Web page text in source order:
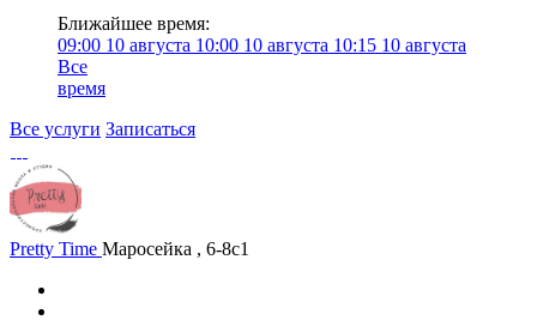
Ближайшее время:
09:00 10 августа 10:00 10 августа 10:15 10 августа
Все
время
Все услуги Записаться
Pretty Time Маросейка , 6-8с1